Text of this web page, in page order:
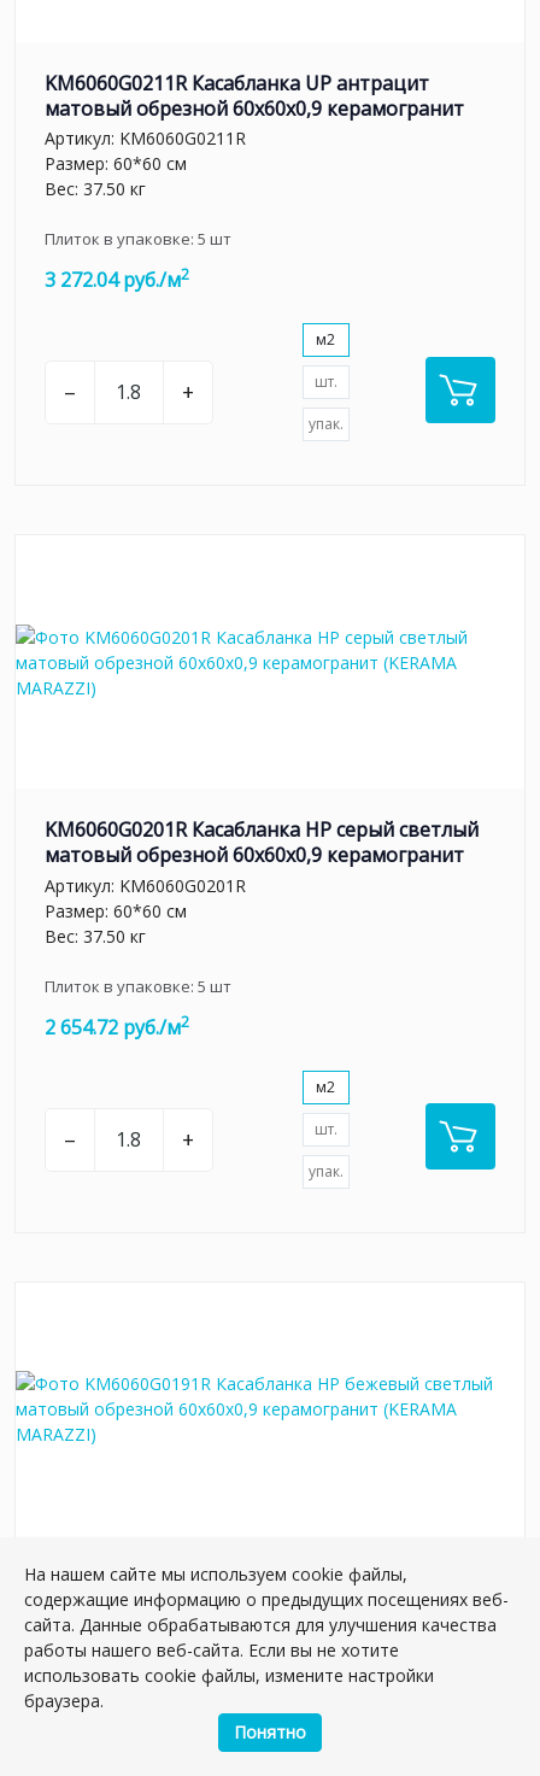
KM6060G0211R Касабланка UP антрацит
матовый обрезной 60x60x0,9 керамогранит
Артикул: KM6060G0211R
Размер: 60*60 см
Вес: 37.50 кг
Плиток в упаковке: 5 шт
3 272.04 руб./м2
– +
м2
шт.
упак.
KM6060G0201R Касабланка HP серый светлый
матовый обрезной 60x60x0,9 керамогранит
Артикул: KM6060G0201R
Размер: 60*60 см
Вес: 37.50 кг
Плиток в упаковке: 5 шт
2 654.72 руб./м2
– +
м2
шт.
упак.
KM6060G0191R Касабланка HP бежевый
светлый матовый обрезной 60x60x0,9
керамогранит
Артикул:KM6060G0191R
Размер: 60*60 см
Вес: 37.50 кг
шт
На нашем сайте мы используем cookie файлы,
содержащие информацию о предыдущих посещениях веб-
сайта. Данные обрабатываются для улучшения качества
работы нашего веб-сайта. Если вы не хотите
использовать cookie файлы, измените настройки
браузера.
Понятно